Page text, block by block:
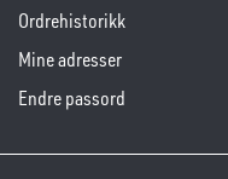
Ordrehistorikk
Mine adresser
Endre passord